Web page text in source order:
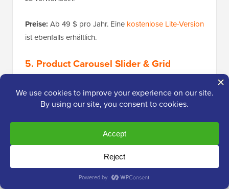
Preise: Ab 49 $ pro Jahr. Eine kostenlose Lite-Version
ist ebenfalls erhältlich.
5. Product Carousel Slider & Grid
Ultimate(Beste kostenlose Option)
Für Ladenbesitzer mit kleinem Budget bietet